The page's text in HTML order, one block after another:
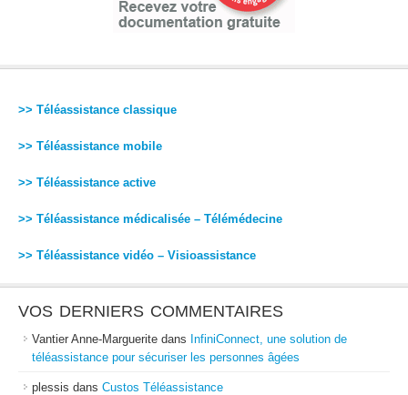
>> Téléassistance classique
>> Téléassistance mobile
>> Téléassistance active
>> Téléassistance médicalisée – Télémédecine
>> Téléassistance vidéo – Visioassistance
VOS DERNIERS COMMENTAIRES
Vantier Anne-Marguerite dans InfiniConnect, une solution de
téléassistance pour sécuriser les personnes âgées
plessis dans Custos Téléassistance